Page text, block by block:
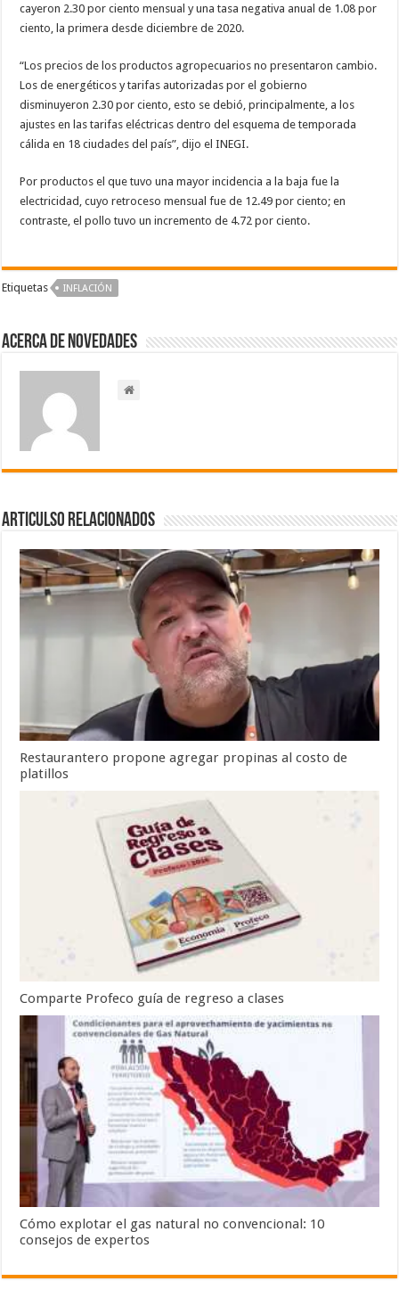
cayeron 2.30 por ciento mensual y una tasa negativa anual de 1.08 por
ciento, la primera desde diciembre de 2020.
“Los precios de los productos agropecuarios no presentaron cambio.
Los de energéticos y tarifas autorizadas por el gobierno
disminuyeron 2.30 por ciento, esto se debió, principalmente, a los
ajustes en las tarifas eléctricas dentro del esquema de temporada
cálida en 18 ciudades del país”, dijo el INEGI.
Por productos el que tuvo una mayor incidencia a la baja fue la
electricidad, cuyo retroceso mensual fue de 12.49 por ciento; en
contraste, el pollo tuvo un incremento de 4.72 por ciento.
Etiquetas INFLACIÓN
Acerca de NOVEDADES
Articulso Relacionados
Restaurantero propone agregar propinas al costo de
platillos
Comparte Profeco guía de regreso a clases
Cómo explotar el gas natural no convencional: 10
consejos de expertos